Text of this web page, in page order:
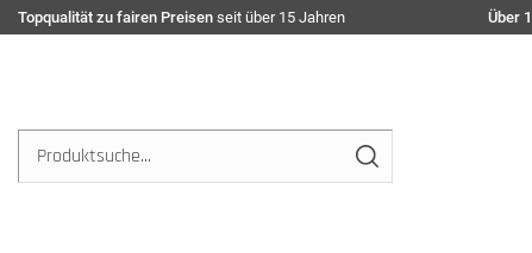
Topqualität zu fairen Preisen seit über 15 Jahren Über